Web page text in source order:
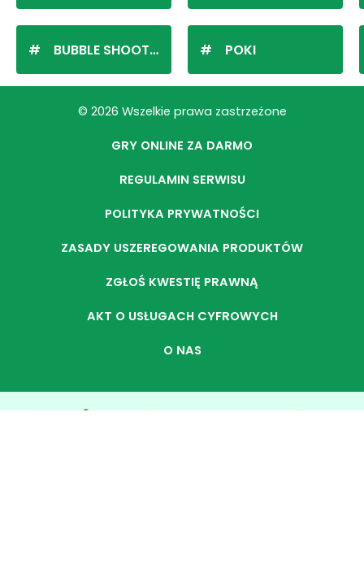
BUBBLE SHOOTER POKI
© 2026 Wszelkie prawa zastrzeżone
GRY ONLINE ZA DARMO
REGULAMIN SERWISU
POLITYKA PRYWATNOŚCI
ZASADY USZEREGOWANIA PRODUKTÓW
ZGŁOŚ KWESTIĘ PRAWNĄ
AKT O USŁUGACH CYFROWYCH
O NAS